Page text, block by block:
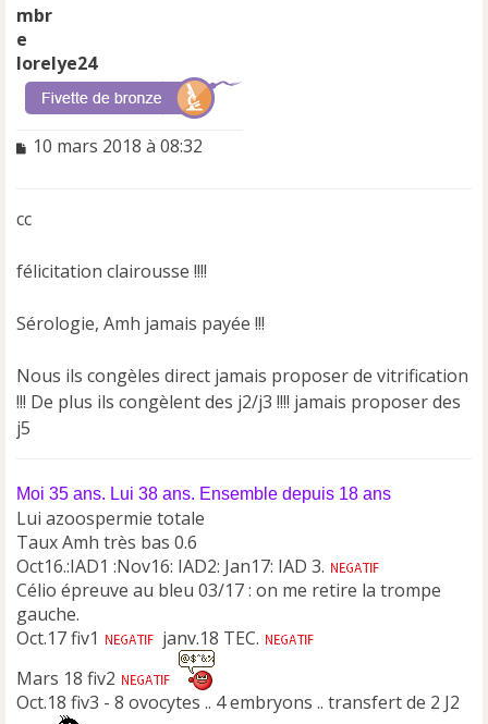
lorelye24
M
a
e
n
u
10 mars 2018 à 08:32
cc
félicitation clairousse !!!!
Sérologie, Amh jamais payée !!!
Nous ils congèles direct jamais proposer de vitrification
!!! De plus ils congèlent des j2/j3 !!!! jamais proposer des
j5
Moi 35 ans. Lui 38 ans. Ensemble depuis 18 ans
Lui azoospermie totale
Taux Amh très bas 0.6
Oct16.:IAD1 :Nov16: IAD2: Jan17: IAD 3.
Célio épreuve au bleu 03/17 : on me retire la trompe
gauche.
Oct.17 fiv1
janv.18 TEC.
Mars 18 fiv2
Oct.18 fiv3 - 8 ovocytes .. 4 embryons .. transfert de 2 J2